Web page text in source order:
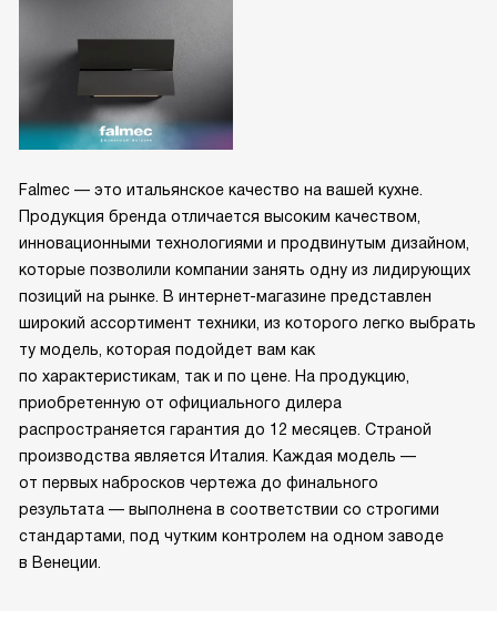
Falmec — это итальянское качество на вашей кухне.
Продукция бренда отличается высоким качеством,
инновационными технологиями и продвинутым дизайном,
которые позволили компании занять одну из лидирующих
позиций на рынке. В интернет-магазине представлен
широкий ассортимент техники, из которого легко выбрать
ту модель, которая подойдет вам как
по характеристикам, так и по цене. На продукцию,
приобретенную от официального дилера
распространяется гарантия до 12 месяцев. Страной
производства является Италия. Каждая модель —
от первых набросков чертежа до финального
результата — выполнена в соответствии со строгими
стандартами, под чутким контролем на одном заводе
в Венеции.